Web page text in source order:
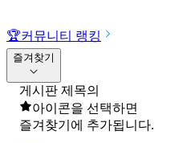
🏆커뮤니티 랭킹
즐겨찾기
게시판 제목의
아이콘을 선택하면
즐겨찾기에 추가됩니다.